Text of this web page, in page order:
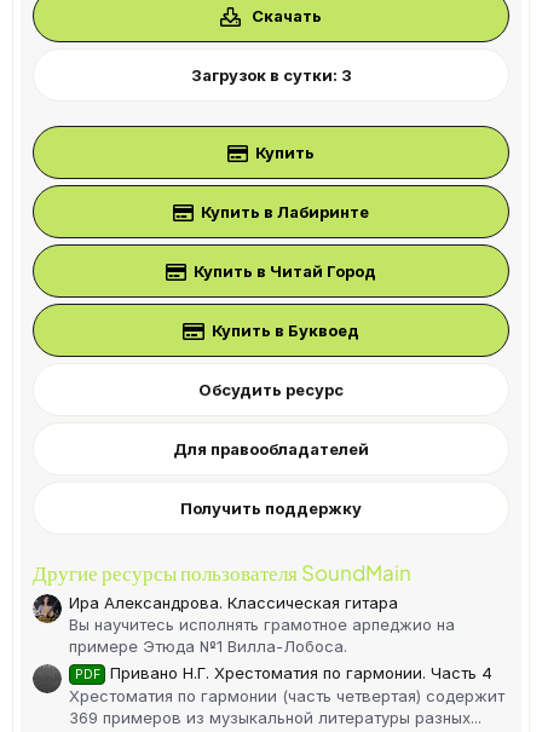
з
Скачать
Загрузок в сутки: 3
Купить
Купить в Лабиринте
Купить в Читай Город
Купить в Буквоед
Обсудить ресурс
Для правообладателей
Получить поддержку
Другие ресурсы пользователя SoundMain
Ира Александрова. Классическая гитара
Вы научитесь исполнять грамотное арпеджио на
примере Этюда №1 Вилла-Лобоса.
PDF
Привано Н.Г. Хрестоматия по гармонии. Часть 4
Хрестоматия по гармонии (часть четвертая) содержит
369 примеров из музыкальной литературы разных...